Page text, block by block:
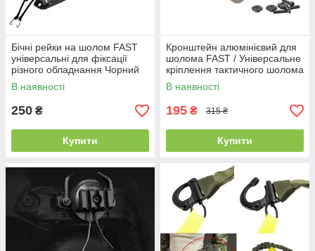
Бічні рейки на шолом FAST
універсальні для фіксації
різного обладнання Чорний
В наявності
250 ₴
Купити
Кронштейн алюмінієвий для
шолома FAST / Універсальне
кріплення тактичного шолома
Пісочний колір
В наявності
195 ₴ 315 ₴
Купити